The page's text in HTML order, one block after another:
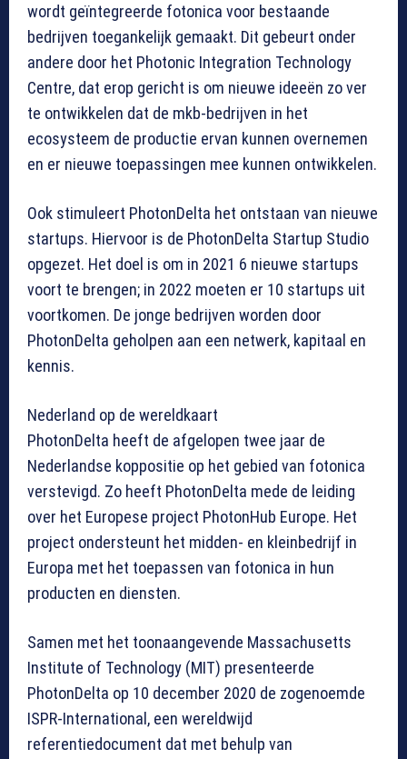
wordt geïntegreerde fotonica voor bestaande
bedrijven toegankelijk gemaakt. Dit gebeurt onder
andere door het Photonic Integration Technology
Centre, dat erop gericht is om nieuwe ideeën zo ver
te ontwikkelen dat de mkb-bedrijven in het
ecosysteem de productie ervan kunnen overnemen
en er nieuwe toepassingen mee kunnen ontwikkelen.
Ook stimuleert PhotonDelta het ontstaan van nieuwe
startups. Hiervoor is de PhotonDelta Startup Studio
opgezet. Het doel is om in 2021 6 nieuwe startups
voort te brengen; in 2022 moeten er 10 startups uit
voortkomen. De jonge bedrijven worden door
PhotonDelta geholpen aan een netwerk, kapitaal en
kennis.
Nederland op de wereldkaart
PhotonDelta heeft de afgelopen twee jaar de
Nederlandse koppositie op het gebied van fotonica
verstevigd. Zo heeft PhotonDelta mede de leiding
over het Europese project PhotonHub Europe. Het
project ondersteunt het midden- en kleinbedrijf in
Europa met het toepassen van fotonica in hun
producten en diensten.
Samen met het toonaangevende Massachusetts
Institute of Technology (MIT) presenteerde
PhotonDelta op 10 december 2020 de zogenoemde
ISPR-International, een wereldwijd
referentiedocument dat met behulp van